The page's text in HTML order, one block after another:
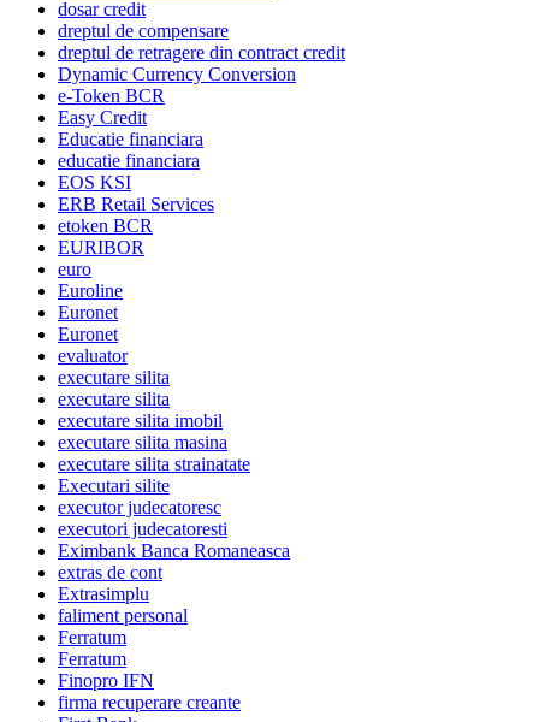
dosar credit
dreptul de compensare
dreptul de retragere din contract credit
Dynamic Currency Conversion
e-Token BCR
Easy Credit
Educatie financiara
educatie financiara
EOS KSI
ERB Retail Services
etoken BCR
EURIBOR
euro
Euroline
Euronet
Euronet
evaluator
executare silita
executare silita
executare silita imobil
executare silita masina
executare silita strainatate
Executari silite
executor judecatoresc
executori judecatoresti
Eximbank Banca Romaneasca
extras de cont
Extrasimplu
faliment personal
Ferratum
Ferratum
Finopro IFN
firma recuperare creante